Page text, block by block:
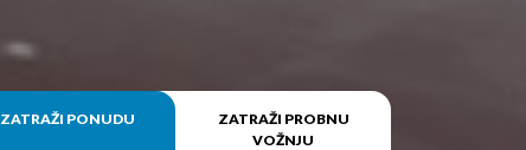
ZATRAŽI PONUDU
ZATRAŽI PROBNU
VOŽNJU